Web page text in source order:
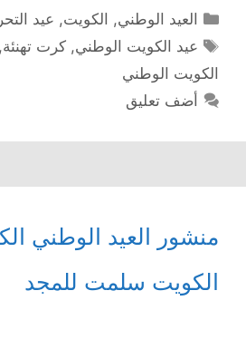
التصنيفات
العيد الوطني, الكويت, عيد
الوسوم
عيد الكويت الوطني,كرت تهنئة
الكويت الوطني
أضف تعليق
منشور العيد الوطني
الكويت سلمت للمجد